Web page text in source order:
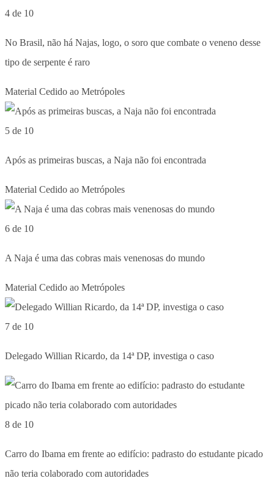
4 de 10
No Brasil, não há Najas, logo, o soro que combate o veneno desse
tipo de serpente é raro
Material Cedido ao Metrópoles
5 de 10
Após as primeiras buscas, a Naja não foi encontrada
Material Cedido ao Metrópoles
6 de 10
A Naja é uma das cobras mais venenosas do mundo
Material Cedido ao Metrópoles
7 de 10
Delegado Willian Ricardo, da 14ª DP, investiga o caso
8 de 10
Carro do Ibama em frente ao edifício: padrasto do estudante picado
não teria colaborado com autoridades